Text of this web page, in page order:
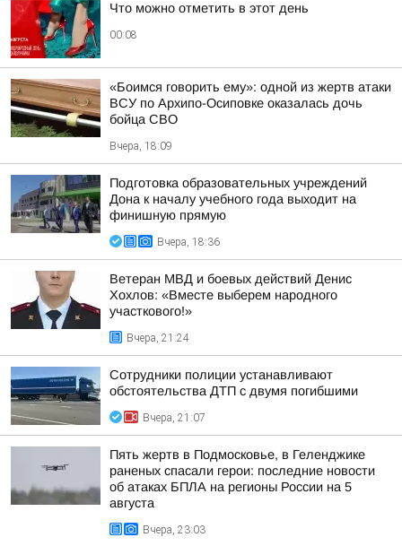
Что можно отметить в этот день
00:08
«Боимся говорить ему»: одной из жертв атаки
ВСУ по Архипо-Осиповке оказалась дочь
бойца СВО
Вчера, 18:09
Подготовка образовательных учреждений
Дона к началу учебного года выходит на
финишную прямую
Вчера, 18:36
Ветеран МВД и боевых действий Денис
Хохлов: «Вместе выберем народного
участкового!»
Вчера, 21:24
Сотрудники полиции устанавливают
обстоятельства ДТП с двумя погибшими
Вчера, 21:07
Пять жертв в Подмосковье, в Геленджике
раненых спасали герои: последние новости
об атаках БПЛА на регионы России на 5
августа
Вчера, 23:03